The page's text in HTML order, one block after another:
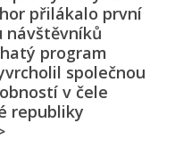
přilákalo první
návštěvníků
program
společnou
v čele
republiky